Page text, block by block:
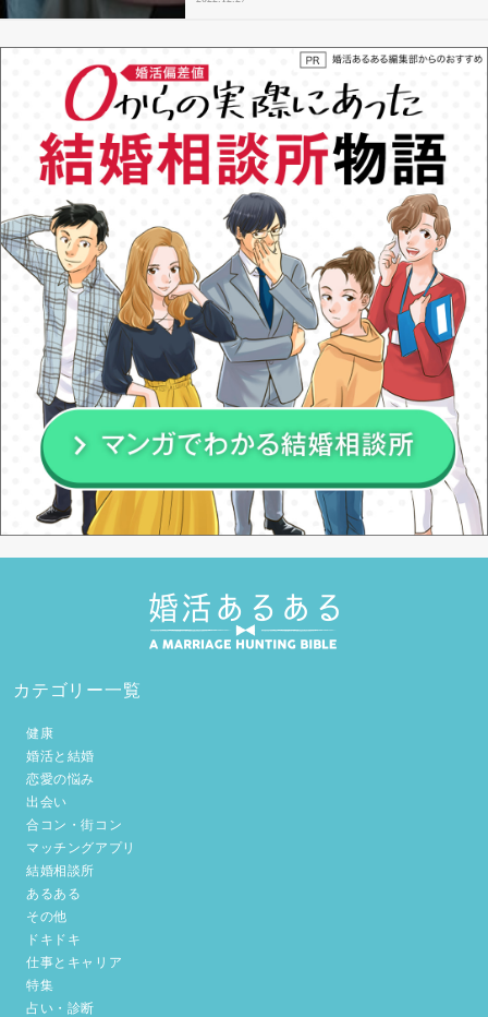
カテゴリー一覧
健康
婚活と結婚
恋愛の悩み
出会い
合コン・街コン
マッチングアプリ
結婚相談所
あるある
その他
ドキドキ
仕事とキャリア
特集
占い・診断